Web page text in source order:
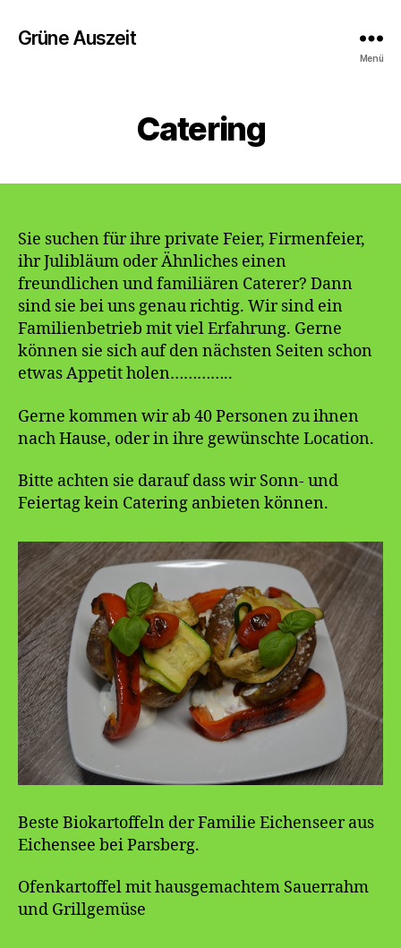
Grüne Auszeit
Menü
Catering
Sie suchen für ihre private Feier, Firmenfeier,
ihr Julibläum oder Ähnliches einen
freundlichen und familiären Caterer? Dann
sind sie bei uns genau richtig. Wir sind ein
Familienbetrieb mit viel Erfahrung. Gerne
können sie sich auf den nächsten Seiten schon
etwas Appetit holen…………..
Gerne kommen wir ab 40 Personen zu ihnen
nach Hause, oder in ihre gewünschte Location.
Bitte achten sie darauf dass wir Sonn- und
Feiertag kein Catering anbieten können.
Beste Biokartoffeln der Familie Eichenseer aus
Eichensee bei Parsberg.
Ofenkartoffel mit hausgemachtem Sauerrahm
und Grillgemüse